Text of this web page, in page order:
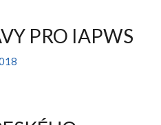
PRO IAPWS